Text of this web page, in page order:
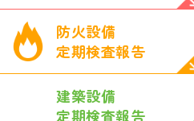
防火設備
定期検査報告
建築設備
定期検査報告